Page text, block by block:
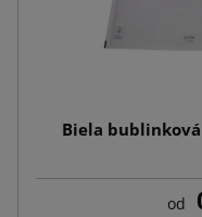
Biela bublinková
od